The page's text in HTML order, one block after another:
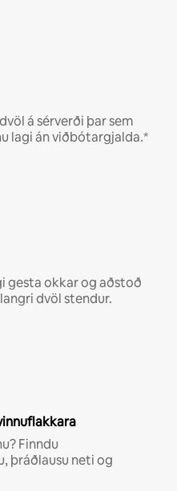
á sérverði þar sem
lagi án viðbótargjalda.*
gesta okkar og aðstoð
dvöl stendur.
Finndu
þráðlausu neti og